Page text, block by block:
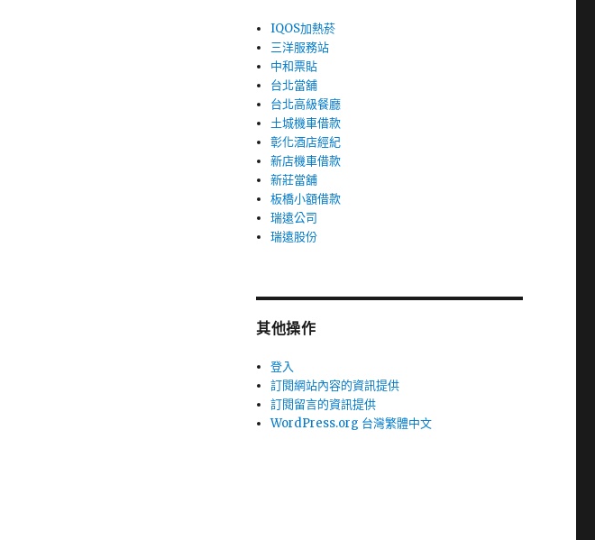
IQOS加熱菸
三洋服務站
中和票貼
台北當舖
台北高級餐廳
土城機車借款
彰化酒店經紀
新店機車借款
新莊當舖
板橋小額借款
瑞遠公司
瑞遠股份
其他操作
登入
訂閱網站內容的資訊提供
訂閱留言的資訊提供
WordPress.org 台灣繁體中文